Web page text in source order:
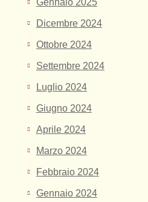
Dicembre 2024
Ottobre 2024
Settembre 2024
Luglio 2024
Giugno 2024
Aprile 2024
Marzo 2024
Febbraio 2024
Gennaio 2024